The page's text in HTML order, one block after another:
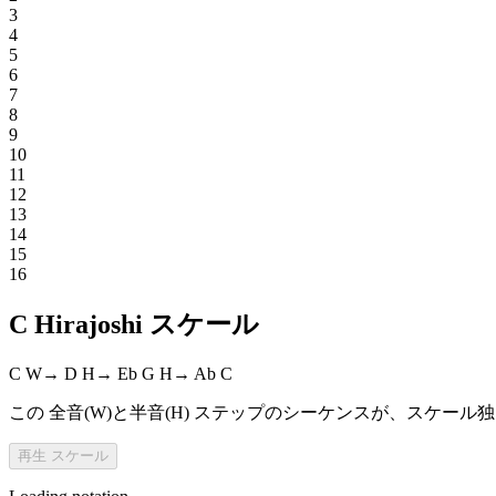
3
4
5
6
7
8
9
10
11
12
13
14
15
16
C Hirajoshi スケール
C W→ D H → Eb G H → Ab C
この 全音(W)と半音(H) ステップのシーケンスが、スケール
再生 スケール